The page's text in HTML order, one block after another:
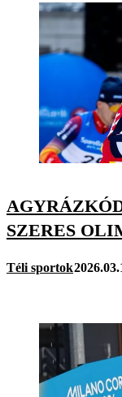
SZERES
Téli sportok